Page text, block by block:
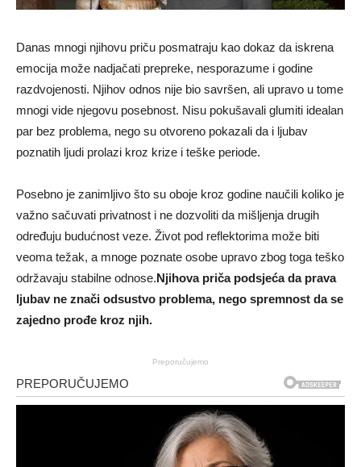
Danas mnogi njihovu priču posmatraju kao dokaz da iskrena
emocija može nadjačati prepreke, nesporazume i godine
razdvojenosti. Njihov odnos nije bio savršen, ali upravo u tome
mnogi vide njegovu posebnost. Nisu pokušavali glumiti idealan
par bez problema, nego su otvoreno pokazali da i ljubav
poznatih ljudi prolazi kroz krize i teške periode.
Posebno je zanimljivo što su oboje kroz godine naučili koliko je
važno sačuvati privatnost i ne dozvoliti da mišljenja drugih
određuju budućnost veze. Život pod reflektorima može biti
veoma težak, a mnoge poznate osobe upravo zbog toga teško
održavaju stabilne odnose.Njihova priča podsjeća da prava
ljubav ne znači odsustvo problema, nego spremnost da se
zajedno prođe kroz njih.
Preporučujemo